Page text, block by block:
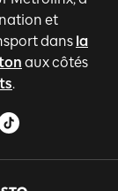
et
dans la
aux côtés
.